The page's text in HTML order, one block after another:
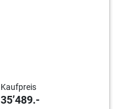
Kaufpreis
35’489.-